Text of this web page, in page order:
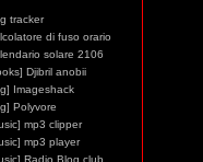
tracker
di fuso orario
solare 2106
Djibril anobii
Imageshack
Polyvore
mp3 clipper
mp3 player
Radio Blog club